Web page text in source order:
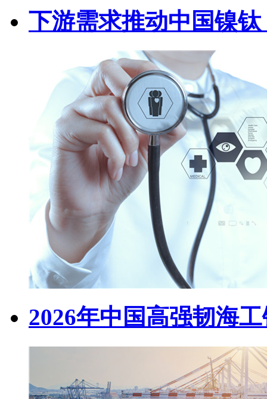
下游需求推动中国镍
2026年中国高强韧海